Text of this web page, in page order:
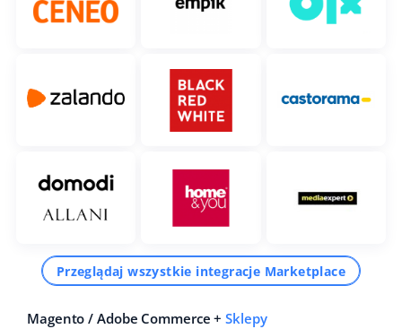
Przeglądaj wszystkie integracje Marketplace
Magento / Adobe Commerce +Sklepy